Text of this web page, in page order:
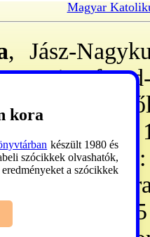
Magyar
, Jász-
ter-
A törökök
1958:
kora
készült 1980 és
szócikkek olvashatók,
a szócikkek